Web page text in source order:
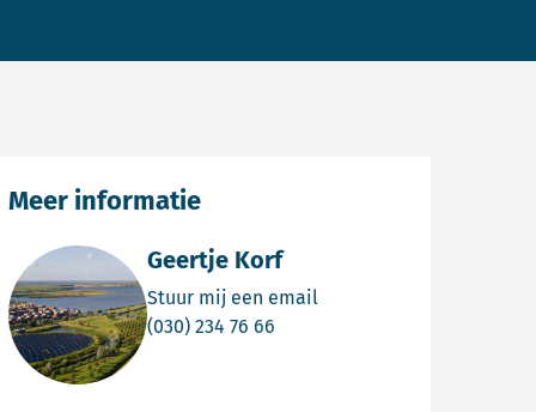
Geertje Korf
Stuur mij een email
(030) 234 76 66
Meer informatie